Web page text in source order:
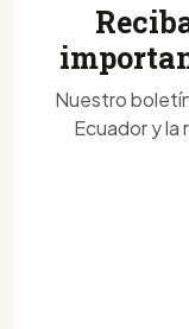
Nuestro
Ecuador y la